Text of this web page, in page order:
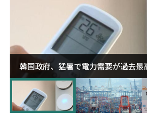
韓国政府、猛暑で電力需要が過去最
に需給対応体制を点検